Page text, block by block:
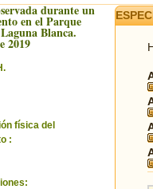
durante un
en el Parque
Blanca.
2019
física del
: